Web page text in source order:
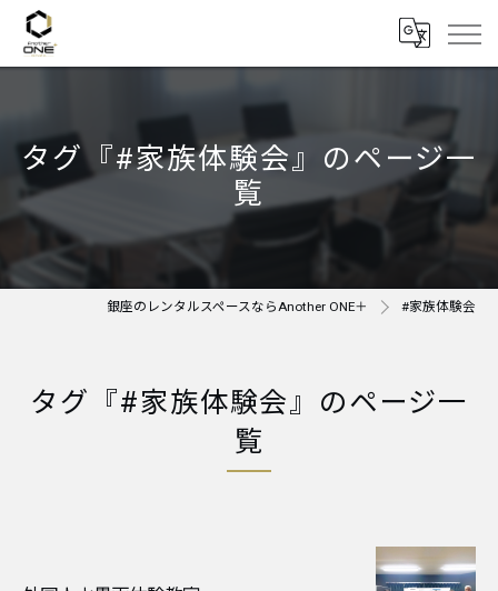
タグ『#家族体験会』のページ一
覧
銀座のレンタルスペースならAnother ONE＋ #家族体験会
タグ『#家族体験会』のページ一
覧